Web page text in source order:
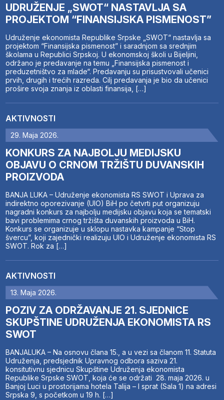
UDRUŽENJE „SWOT“ NASTAVLJA SA
PROJEKTOM “FINANSIJSKA PISMENOST”
Udruženje ekonomista Republike Srpske „SWOT“ nastavlja sa
projektom “Finansijska pismenost” i saradnjom sa srednjim
školama u Republici Srpskoj. U ekonomskoj školi u Bijeljini,
održano je predavanje na temu „Finansijska pismenost i
preduzetništvo za mlade“. Predavanju su prisustvovali učenici
prvih, drugih i trećih razreda. Cilj predavanja je bio da učenici
prošire svoja znanja iz oblasti finansija, […]
AKTIVNOSTI
29. Maja 2026.
KONKURS ZA NAJBOLJU MEDIJSKU
OBJAVU O CRNOM TRŽIŠTU DUVANSKIH
PROIZVODA
BANJA LUKA – Udruženje ekonomista RS SWOT i Uprava za
indirektno oporezivanje (UIO) BiH po četvrti put organizuju
nagradni konkurs za najbolju medijsku objavu koja se tematski
bavi problemima crnog tržišta duvanskih proizvoda u BiH.
Konkurs se organizuje u sklopu nastavka kampanje “Stop
švercu”, koji zajednički realizuju UIO i Udruženje ekonomista RS
SWOT. Rok za […]
AKTIVNOSTI
13. Maja 2026.
POZIV ZA ODRŽAVANJE 21. SJEDNICE
SKUPŠTINE UDRUŽENJA EKONOMISTA RS
SWOT
BANJALUKA – Na osnovu člana 15., a u vezi sa članom 11. Statuta
Udruženja, predsjednik Upravnog odbora saziva 21.
konsitutivnu sjednicu Skupštine Udruženja ekonomista
Republike Srpske SWOT, koja će se održati 28. maja 2026. u
Banjoj Luci u prostorijama hotela Talija – I sprat (Sala 1) na adresi
Srpska 9, s početkom u 19 h. […]